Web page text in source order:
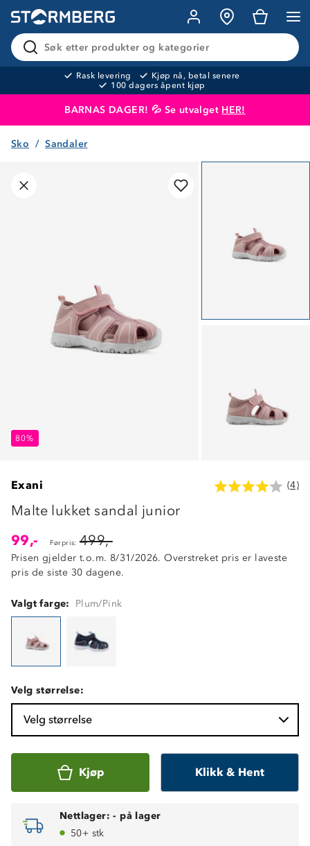
Søk etter produkter og kategorier
Rask levering
Kjøp nå, betal senere
100 dagers åpent kjøp
BARNAS DAGER! 💦 Se utvalget HER!
Produktet er lagt i handlekurven
Sko Sandaler
80%
80%
Exani (4)
Malte lukket sandal junior
99,-
Førpris: 499,-
Prisen gjelder t.o.m. 8/31/2026. Overstreket pris er laveste
pris de siste 30 dagene.
Valgt farge: Plum/Pink
Velg størrelse:
Velg størrelse
Kjøp Klikk & Hent
Nettlager: - på lager
50+ stk